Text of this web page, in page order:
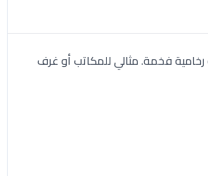
فخمة. مثالي للمكاتب أو غرف